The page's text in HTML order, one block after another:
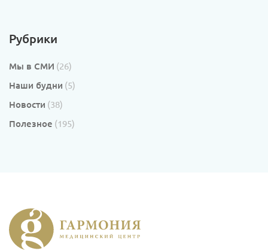
Рубрики
Мы в СМИ (26)
Наши будни (5)
Новости (38)
Полезное (195)